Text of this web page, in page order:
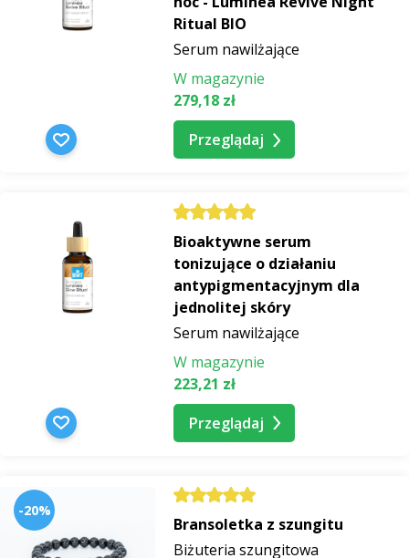
Ritual BIO
Serum nawilżające
W magazynie
279,18 zł
Przeglądaj
Bioaktywne serum
tonizujące o działaniu
antypigmentacyjnym dla
jednolitej skóry
Serum nawilżające
W magazynie
223,21 zł
Przeglądaj
-20%
Bransoletka z szungitu
Biżuteria szungitowa